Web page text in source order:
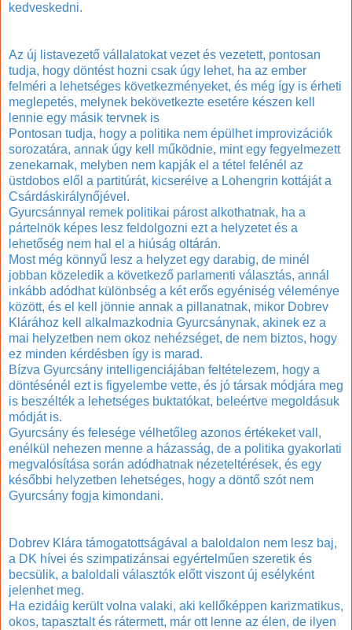
kedveskedni.
Az új listavezető vállalatokat vezet és vezetett, pontosan
tudja, hogy döntést hozni csak úgy lehet, ha az ember
felméri a lehetséges következményeket, és még így is érheti
meglepetés, melynek bekövetkezte esetére készen kell
lennie egy másik tervnek is
Pontosan tudja, hogy a politika nem épülhet improvizációk
sorozatára, annak úgy kell működnie, mint egy fegyelmezett
zenekarnak, melyben nem kapják el a tétel felénél az
üstdobos elől a partitúrát, kicserélve a Lohengrin kottáját a
Csárdáskirálynőjével.
Gyurcsánnyal remek politikai párost alkothatnak, ha a
pártelnök képes lesz feldolgozni ezt a helyzetet és a
lehetőség nem hal el a hiúság oltárán.
Most még könnyű lesz a helyzet egy darabig, de minél
jobban közeledik a következő parlamenti választás, annál
inkább adódhat különbség a két erős egyéniség véleménye
között, és el kell jönnie annak a pillanatnak, mikor Dobrev
Klárához kell alkalmazkodnia Gyurcsánynak, akinek ez a
mai helyzetben nem okoz nehézséget, de nem biztos, hogy
ez minden kérdésben így is marad.
Bízva Gyurcsány intelligenciájában feltételezem, hogy a
döntésénél ezt is figyelembe vette, és jó társak módjára meg
is beszélték a lehetséges buktatókat, beleértve megoldásuk
módját is.
Gyurcsány és felesége vélhetőleg azonos értékeket vall,
enélkül nehezen menne a házasság, de a politika gyakorlati
megvalósítása során adódhatnak nézeteltérések, és egy
későbbi helyzetben lehetséges, hogy a döntő szót nem
Gyurcsány fogja kimondani.
Dobrev Klára támogatottságával a baloldalon nem lesz baj,
a DK hívei és szimpatizánsai egyértelműen szeretik és
becsülik, a baloldali választók előtt viszont új esélyként
jelenhet meg.
Ha ezidáig került volna valaki, aki kellőképpen karizmatikus,
okos, tapasztalt és rátermett, már ott lenne az élen, de ilyen